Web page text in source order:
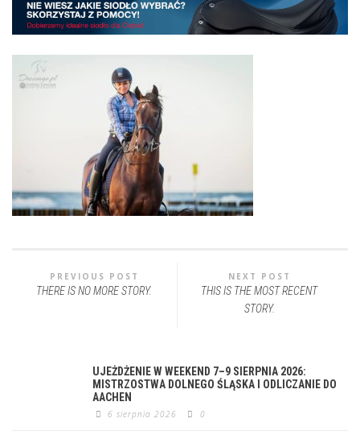
PREVIOUS POST
THERE IS NO MORE STORY.
NEXT POST
THIS IS THE MOST RECENT
STORY.
UJEŻDŻENIE W WEEKEND 7–9 SIERPNIA 2026:
MISTRZOSTWA DOLNEGO ŚLĄSKA I ODLICZANIE DO
AACHEN
6 sierpnia 2026 0